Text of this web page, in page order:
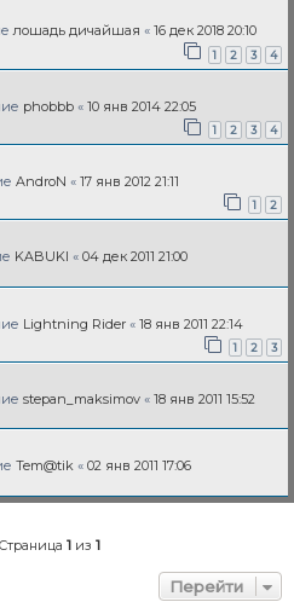
лошадь дичайшая « 16 дек 2018 20:10
1 2 3 4
phobbb « 10 янв 2014 22:05
1 2 3 4
AndroN « 17 янв 2012 21:11
1 2
KABUKI « 04 дек 2011 21:00
Lightning Rider « 18 янв 2011 22:14
1 2 3
stepan_maksimov « 18 янв 2011 15:52
Tem@tik « 02 янв 2011 17:06
1 из 1
Перейти